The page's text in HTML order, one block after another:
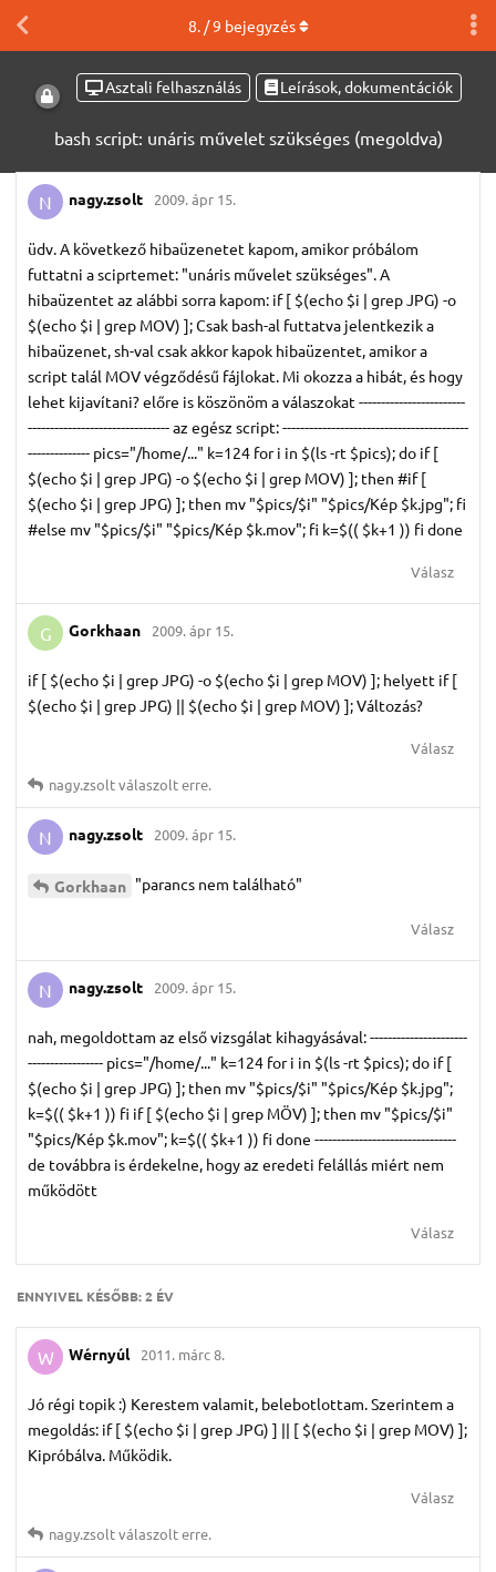
Asztali felhasználás Leírások, dokumentációk
bash script: unáris művelet szükséges (megoldva)
8. /9 bejegyzés
N nagy.​zsolt 2009. ápr 15.
üdv. A következő hibaüzenetet kapom, amikor próbálom
futtatni a sciprtemet: "unáris művelet szükséges". A
hibaüzentet az alábbi sorra kapom: if [ $(echo $i | grep JPG) -o
$(echo $i | grep MOV) ]; Csak bash-al futtatva jelentkezik a
hibaüzenet, sh-val csak akkor kapok hibaüzentet, amikor a
script talál MOV végződésű fájlokat. Mi okozza a hibát, és hogy
lehet kijavítani? előre is köszönöm a válaszokat ------------------------
-------------------------------- az egész script: ------------------------------------------
-------------- pics="/home/..." k=124 for i in $(ls -rt $pics); do if [
$(echo $i | grep JPG) -o $(echo $i | grep MOV) ]; then #if [
$(echo $i | grep JPG) ]; then mv "$pics/$i" "$pics/Kép $k.jpg"; fi
#else mv "$pics/$i" "$pics/Kép $k.mov"; fi k=$(( $k+1 )) fi done
Válasz
G Gorkhaan 2009. ápr 15.
if [ $(echo $i | grep JPG) -o $(echo $i | grep MOV) ]; helyett if [
$(echo $i | grep JPG) || $(echo $i | grep MOV) ]; Változás?
Válasz
nagy.​zsoltválaszolt erre.
N nagy.​zsolt 2009. ápr 15.
Gorkhaan "parancs nem található"
Válasz
N nagy.​zsolt 2009. ápr 15.
nah, megoldottam az első vizsgálat kihagyásával: ----------------------
----------------- pics="/home/..." k=124 for i in $(ls -rt $pics); do if [
$(echo $i | grep JPG) ]; then mv "$pics/$i" "$pics/Kép $k.jpg";
k=$(( $k+1 )) fi if [ $(echo $i | grep MÖV) ]; then mv "$pics/$i"
"$pics/Kép $k.mov"; k=$(( $k+1 )) fi done --------------------------------
de továbbra is érdekelne, hogy az eredeti felállás miért nem
működött
Válasz
ENNYIVEL KÉSŐBB:2 ÉV
W Wérnyúl 2011. márc 8.
Jó régi topik :) Kerestem valamit, belebotlottam. Szerintem a
megoldás: if [ $(echo $i | grep JPG) ] || [ $(echo $i | grep MOV) ];
Kipróbálva. Működik.
Válasz
nagy.​zsoltválaszolt erre.